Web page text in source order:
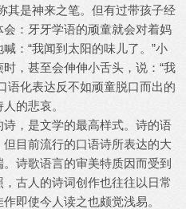
其是神来之笔。但有过带孩子经
：牙牙学语的顽童就会对着妈
：“我闻到太阳的味儿了。”小
，甚至会伸伸小舌头，说：“我
语化表达反不如顽童脱口而出的
的悲哀。
，是文学的最高样式。诗的语
目前流行的口语诗所表达的大
诗歌语言的审美特质因而受到
古人的诗词创作也往往以日常
即使今人读之也颇觉浅易。